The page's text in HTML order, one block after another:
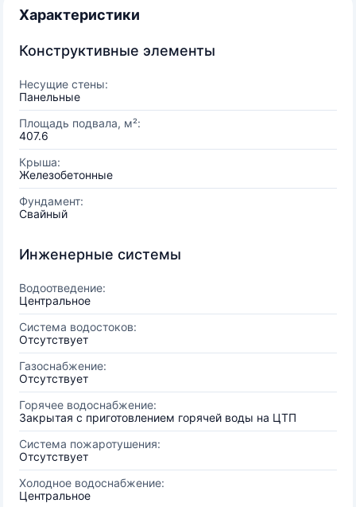
Характеристики
Конструктивные элементы
Несущие стены:
Панельные
Площадь подвала, м²:
407.6
Крыша:
Железобетонные
Фундамент:
Свайный
Инженерные системы
Водоотведение:
Центральное
Система водостоков:
Отсутствует
Газоснабжение:
Отсутствует
Горячее водоснабжение:
Закрытая с приготовлением горячей воды на ЦТП
Система пожаротушения:
Отсутствует
Холодное водоснабжение:
Центральное